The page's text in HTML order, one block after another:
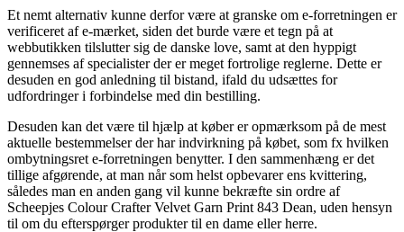
Et nemt alternativ kunne derfor være at granske om e-forretningen er
verificeret af e-mærket, siden det burde være et tegn på at
webbutikken tilslutter sig de danske love, samt at den hyppigt
gennemses af specialister der er meget fortrolige reglerne. Dette er
desuden en god anledning til bistand, ifald du udsættes for
udfordringer i forbindelse med din bestilling.
Desuden kan det være til hjælp at køber er opmærksom på de mest
aktuelle bestemmelser der har indvirkning på købet, som fx hvilken
ombytningsret e-forretningen benytter. I den sammenhæng er det
tillige afgørende, at man når som helst opbevarer ens kvittering,
således man en anden gang vil kunne bekræfte sin ordre af
Scheepjes Colour Crafter Velvet Garn Print 843 Dean, uden hensyn
til om du efterspørger produkter til en dame eller herre.